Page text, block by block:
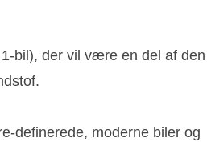
bil), der vil være en del af den
definerede, moderne biler og